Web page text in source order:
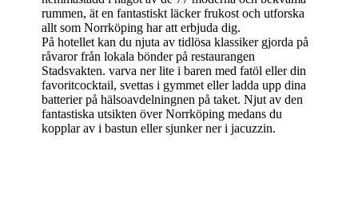
rummen, ät en fantastiskt läcker frukost och utforska
allt som Norrköping har att erbjuda dig.
På hotellet kan du njuta av tidlösa klassiker gjorda på
råvaror från lokala bönder på restaurangen
Stadsvakten. varva ner lite i baren med fatöl eller din
favoritcocktail, svettas i gymmet eller ladda upp dina
batterier på hälsoavdelningnen på taket. Njut av den
fantastiska utsikten över Norrköping medans du
kopplar av i bastun eller sjunker ner i jacuzzin.